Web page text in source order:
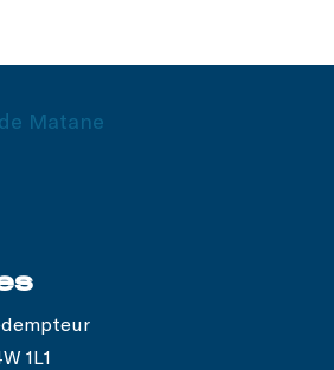
1L1